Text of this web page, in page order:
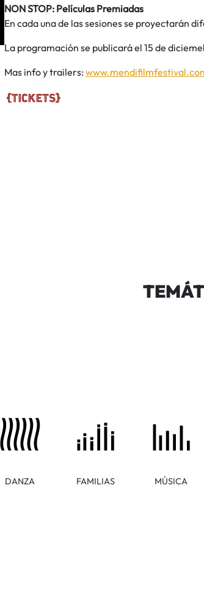
NON STOP: Películas Premiadas
En cada una de las sesiones se proyectarán
La programación se publicará el 15 de
Mas info y trailers:
DANZA FAMILIAS MÚSICA